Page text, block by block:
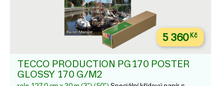
5 360Kč
TECCO PRODUCTION PG170 POSTER
GLOSSY 170 G/M2